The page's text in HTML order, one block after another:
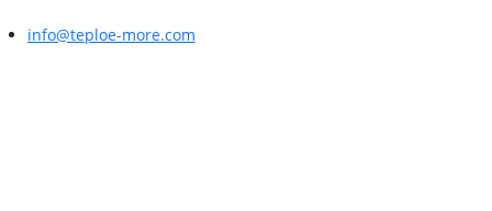
info@teploe-more.com